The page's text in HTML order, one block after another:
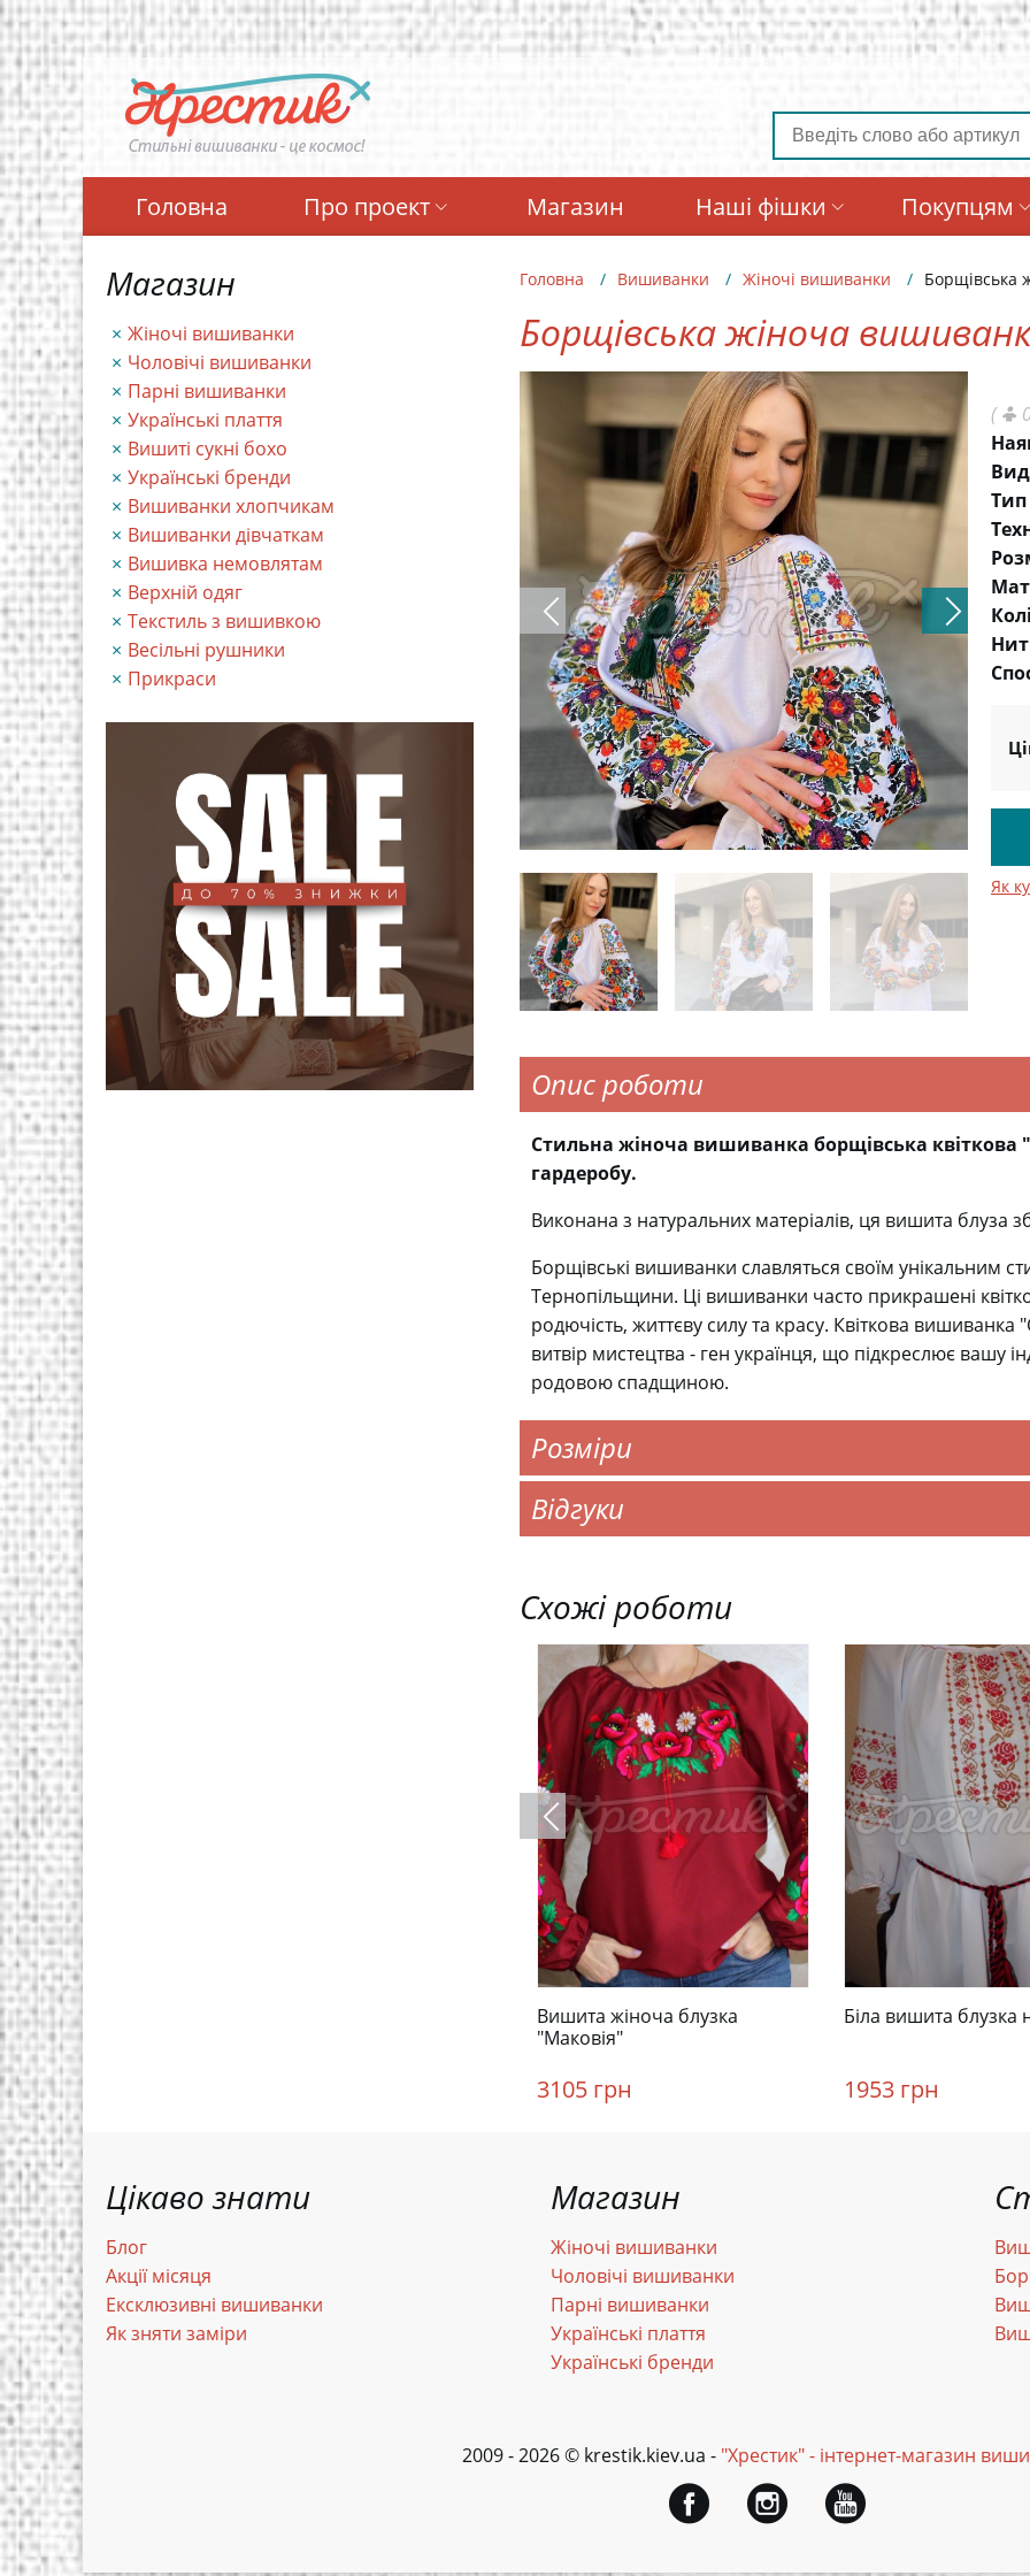
Перейти
до
основного
вмісту
Головна Про проект Магазин Наші фішки Покупцям
Магазин
Жіночі вишиванки
Чоловічі вишиванки
Парні вишиванки
Українські плаття
Вишиті сукні бохо
Українські бренди
Вишиванки хлопчикам
Вишиванки дівчаткам
Вишивка немовлятам
Верхній одяг
Текстиль з вишивкою
Весільні рушники
Прикраси
Головна Вишиванки Жіночі вишиванки Борщівська
Борщівська жіноча
(
Як
Опис роботи
Стильна жіноча вишиванка борщівська
гардеробу.
Виконана з натуральних матеріалів, ця вишита блуза
Борщівські вишиванки славляться своїм унікальним
Тернопільщини. Ці вишиванки часто прикрашені
родючість, життєву силу та красу. Квіткова
витвір мистецтва - ген українця, що підкреслює вашу
родовою спадщиною.
Розміри
Відгуки
Схожі роботи
Вишита жіноча блузка
"Маковія"
3105 грн
Біла вишита блузка
1953 грн
Цікаво знати
Блог
Акції місяця
Ексклюзивні вишиванки
Як зняти заміри
Магазин
Жіночі вишиванки
Чоловічі вишиванки
Парні вишиванки
Українські плаття
Українські бренди
2009 - 2026 © krestik.kiev.ua - "Хрестик" - інтернет-магазин